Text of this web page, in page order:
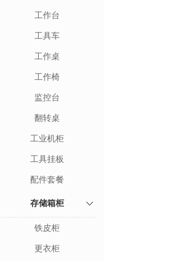
工作台
工具车
工作桌
工作椅
监控台
翻转桌
工业机柜
工具挂板
配件套餐
存储箱柜
铁皮柜
更衣柜